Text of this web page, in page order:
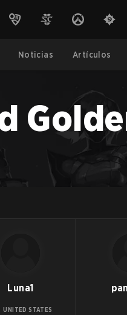
Noticias Artículos
Luna1
UNITED STATES